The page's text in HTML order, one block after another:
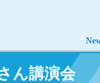
ん講演会